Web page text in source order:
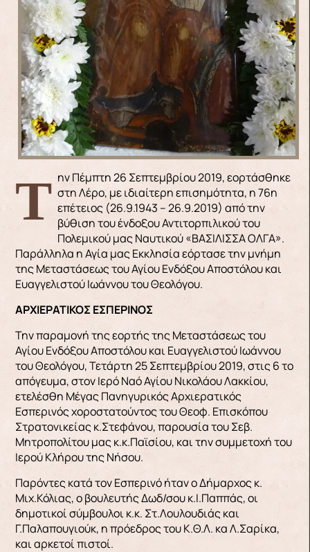
Την Πέμπτη 26 Σεπτεμβρίου 2019, εορτάσθηκε στη Λέρο, με ιδιαίτερη επισημότητα, η 76η
επέτειος (26.9.1943 – 26.9.2019) από την
βύθιση του ένδοξου Αντιτορπιλικού του
Πολεμικού μας Ναυτικού «ΒΑΣΙΛΙΣΣΑ ΟΛΓΑ».
Παράλληλα η Αγία μας Εκκλησία εόρτασε την μνήμη
της Μεταστάσεως του Αγίου Ενδόξου Αποστόλου και
Ευαγγελιστού Ιωάννου του Θεολόγου.
ΑΡΧΙΕΡΑΤΙΚΟΣ ΕΣΠΕΡΙΝΟΣ
Την παραμονή της εορτής της Μεταστάσεως του
Αγίου Ενδόξου Αποστόλου και Ευαγγελιστού Ιωάννου
του Θεολόγου, Τετάρτη 25 Σεπτεμβρίου 2019, στις 6 το
απόγευμα, στον Ιερό Ναό Αγίου Νικολάου Λακκίου,
ετελέσθη Μέγας Πανηγυρικός Αρχιερατικός
Εσπερινός χοροστατούντος του Θεοφ. Επισκόπου
Στρατονικείας κ.Στεφάνου, παρουσία του Σεβ.
Μητροπολίτου μας κ.κ.Παϊσίου, και την συμμετοχή του
Ιερού Κλήρου της Νήσου.
Παρόντες κατά τον Εσπερινό ήταν ο Δήμαρχος κ.
Μιχ.Κόλιας, ο βουλευτής Δωδ/σου κ.Ι.Παππάς, οι
δημοτικοί σύμβουλοι κ.κ. Στ.Λουλουδιάς και
Γ.Παλαπουγιούκ, η πρόεδρος του Κ.Θ.Λ. κα Λ.Σαρίκα,
και αρκετοί πιστοί.